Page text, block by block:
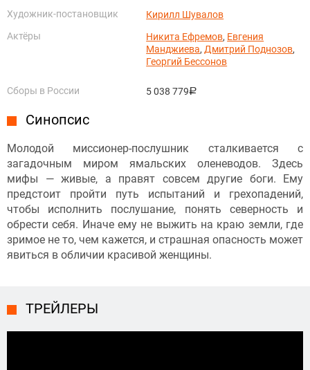
Художник-постановщик
Кирилл Шувалов
Актёры
Никита Ефремов, Евгения
Манджиева, Дмитрий Поднозов,
Георгий Бессонов
Сборы в России 5 038 779руб.
Синопсис
Молодой миссионер-послушник сталкивается с
загадочным миром ямальских оленеводов. Здесь
мифы — живые, а правят совсем другие боги. Ему
предстоит пройти путь испытаний и грехопадений,
чтобы исполнить послушание, понять северность и
обрести себя. Иначе ему не выжить на краю земли, где
зримое не то, чем кажется, и страшная опасность может
явиться в обличии красивой женщины.
ТРЕЙЛЕРЫ